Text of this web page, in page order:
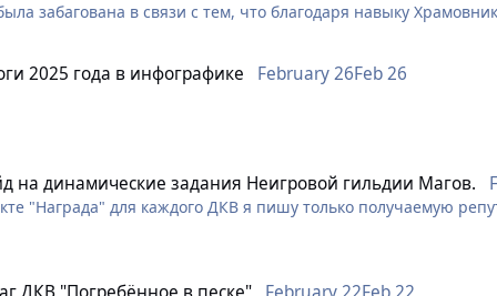
забагована в связи с тем, что благодаря навыку
клетке, в которой потенциально быть не может,
именно Храмовника, если перекинуть мандрагору в клетку,
2025 года в инфографике February 26Feb 26
на динамические задания Неигровой гильдии Магов.
"Награда" для каждого ДКВ я пишу только получаемую